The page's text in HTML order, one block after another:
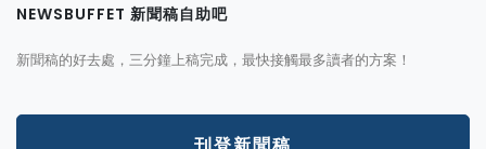
NEWSBUFFET 新聞稿自助吧
新聞稿的好去處，三分鐘上稿完成，最快接觸最多讀者的方案！